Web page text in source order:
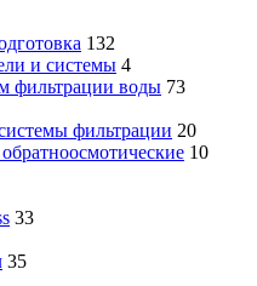
132
и системы 4
фильтрации воды 73
фильтрации 20
10
33
35